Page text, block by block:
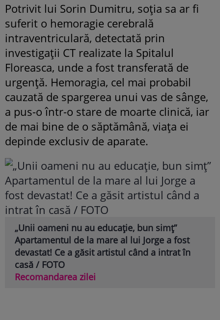
Potrivit lui Sorin Dumitru, soția sa ar fi
suferit o hemoragie cerebrală
intraventriculară, detectată prin
investigații CT realizate la Spitalul
Floreasca, unde a fost transferată de
urgență. Hemoragia, cel mai probabil
cauzată de spargerea unui vas de sânge,
a pus-o într-o stare de moarte clinică, iar
de mai bine de o săptămână, viața ei
depinde exclusiv de aparate.
„Unii oameni nu au educație, bun simț”
Apartamentul de la mare al lui Jorge a fost
devastat! Ce a găsit artistul când a intrat în
casă / FOTO
Recomandarea zilei